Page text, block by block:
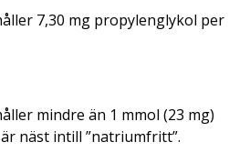
7,30 mg propylenglykol per
mindre än 1 mmol (23 mg)
näst intill ”natriumfritt”.